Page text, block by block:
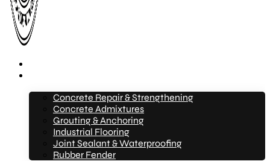
Concrete Repair & Strengthening
Concrete Admixtures
Grouting & Anchoring
Industrial Flooring
Joint Sealant & Waterproofing
Rubber Fender